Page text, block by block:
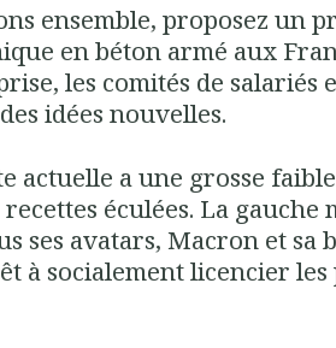
ensemble, proposez un
en béton armé aux
les comités de salariés
idées nouvelles.
actuelle a une grosse
recettes éculées. La gauche
ses avatars, Macron et sa
à socialement licencier